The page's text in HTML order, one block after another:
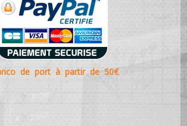
de port à partir de 50€